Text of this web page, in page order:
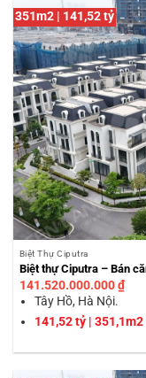
351m2 | 141,52 tỷ
Biệt Thự Ciputra
Biệt thự Ciputra – Bán
141.520.000.000₫
Tây Hồ, Hà Nội.
141,52 tỷ |